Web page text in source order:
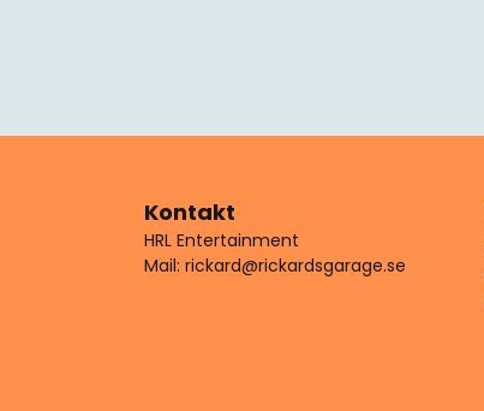
Kontakt
HRL Entertainment
Mail: rickard@rickardsgarage.se